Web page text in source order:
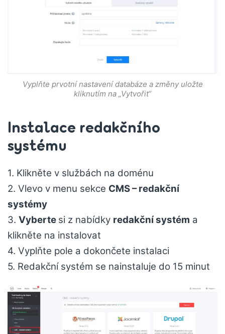
Vyplňte prvotní nastavení databáze a změny uložte
kliknutím na „Vytvořit“
Instalace redakčního
systému
1. Klikněte v službách na doménu
2. Vlevo v menu sekce CMS – redakční
systémy
3. Vyberte si z nabídky redakční systém a
klikněte na instalovat
4. Vyplňte pole a dokončete instalaci
5. Redakční systém se nainstaluje do 15 minut